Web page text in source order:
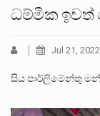
ධම්මික ඉවත්
Jul 21, 2022
සිය පාර්ලිමේන්තු